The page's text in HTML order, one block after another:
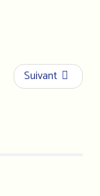
Suivant